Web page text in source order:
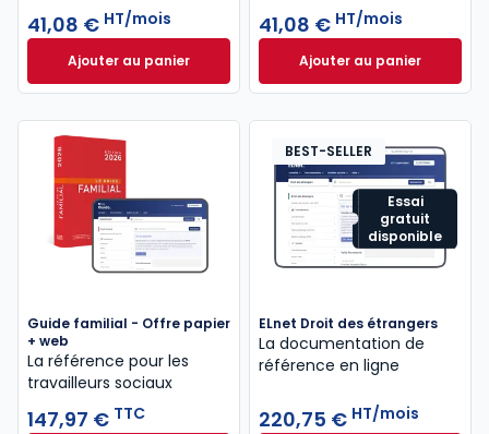
41,08 € HT/mois
Ajouter au panierMémentis Comptable à 41,08 € HT/mois
41,08 € HT/mois
Ajouter au panier
Mémentis Social
Guide familial - Offre papier
+ web
La référence pour les
travailleurs sociaux
147,97 € TTC
Essai
gratuit
disponible
BEST-SELLER
ELnet Droit des étrangers
La documentation de
référence en ligne
220,75 € HT/mois